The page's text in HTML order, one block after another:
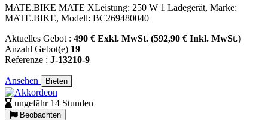
MATE.BIKE MATE XLeistung: 250 W 1 Ladegerät, Marke:
MATE.BIKE, Modell: BC269480040
Aktuelles Gebot : 490 € Exkl. MwSt. (592,90 € Inkl. MwSt.)
Anzahl Gebot(e) 19
Referenze : J-13210-9
Ansehen Bieten
ungefähr 14 Stunden
Beobachten